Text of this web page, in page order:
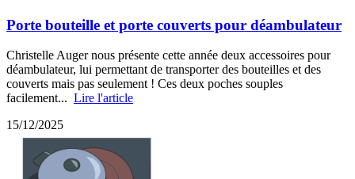
Porte bouteille et porte couverts pour déambulateur
Christelle Auger nous présente cette année deux accessoires pour
déambulateur, lui permettant de transporter des bouteilles et des
couverts mais pas seulement ! Ces deux poches souples
facilement... Lire l'article
15/12/2025